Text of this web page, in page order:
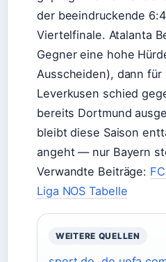
der beeindruckende
Viertelfinale. Atalanta
Gegner eine hohe
Ausscheiden), dann
Leverkusen schied
bereits Dortmund
bleibt diese Saison
angeht — nur Bayern
Verwandte Beiträge:
Liga NOS Tabelle
WEITERE QUELLEN